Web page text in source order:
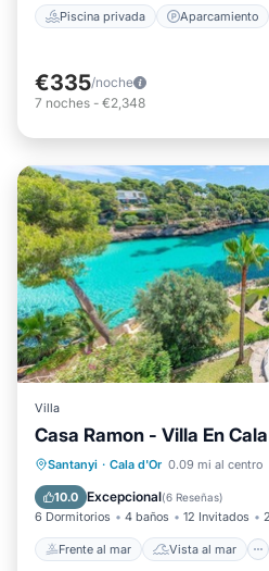
Piscina privada Aparcamiento
€335/noche
7 noches - €2,348
Villa
Casa Ramon - Villa En
Santanyi · Cala d'Or 0.09 mi al centro
10.0 Excepcional(6 Reseñas)
6 Dormitorios 4 baños 12 Invitados
Frente al mar Vista al mar
Frente al mar Vista al
Cocina